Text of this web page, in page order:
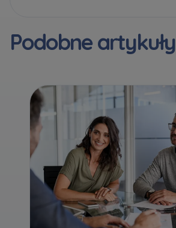
Podobne artykuły